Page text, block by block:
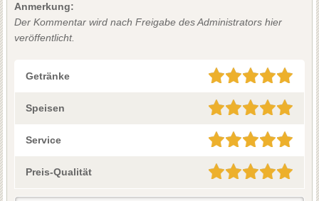
Anmerkung:
Der Kommentar wird nach Freigabe des Administrators hier
veröffentlicht.
Getränke
Speisen
Service
Preis-Qualität